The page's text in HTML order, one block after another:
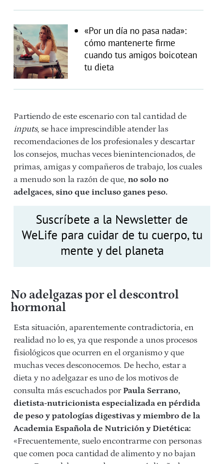
«Por un día no pasa nada»:
cómo mantenerte firme
cuando tus amigos boicotean
tu dieta
Partiendo de este escenario con tal cantidad de
inputs, se hace imprescindible atender las
recomendaciones de los profesionales y descartar
los consejos, muchas veces bienintencionados, de
primas, amigas y compañeros de trabajo, los cuales
a menudo son la razón de que, no solo no
adelgaces, sino que incluso ganes peso.
Suscríbete a la Newsletter de
WeLife para cuidar de tu cuerpo, tu
mente y del planeta
No adelgazas por el descontrol
hormonal
Esta situación, aparentemente contradictoria, en
realidad no lo es, ya que responde a unos procesos
fisiológicos que ocurren en el organismo y que
muchas veces desconocemos. De hecho, estar a
dieta y no adelgazar es uno de los motivos de
consulta más escuchados por Paula Serrano,
dietista-nutricionista especializada en pérdida
de peso y patologías digestivas y miembro de la
Academia Española de Nutrición y Dietética:
«Frecuentemente, suelo encontrarme con personas
que comen poca cantidad de alimento y no bajan